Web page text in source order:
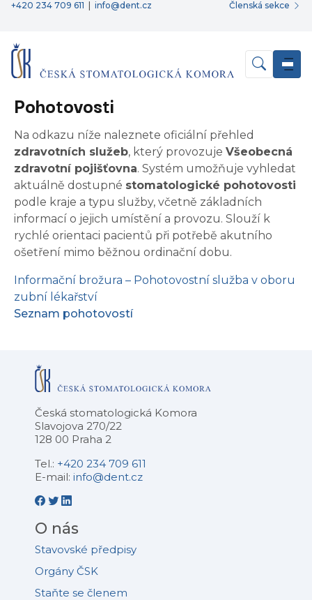
+420 234 709 611 info@dent.cz Členská sekce
Pohotovosti
Na odkazu níže naleznete oficiální přehled
zdravotních služeb, který provozuje Všeobecná
zdravotní pojišťovna. Systém umožňuje vyhledat
aktuálně dostupné stomatologické pohotovosti
podle kraje a typu služby, včetně základních
informací o jejich umístění a provozu. Slouží k
rychlé orientaci pacientů při potřebě akutního
ošetření mimo běžnou ordinační dobu.
Informační brožura – Pohotovostní služba v oboru
zubní lékařství
Seznam pohotovostí
Česká stomatologická Komora
Slavojova 270/22
128 00 Praha 2
Tel.: +420 234 709 611
E-mail: info@dent.cz
O nás
Stavovské předpisy
Orgány ČSK
Staňte se členem